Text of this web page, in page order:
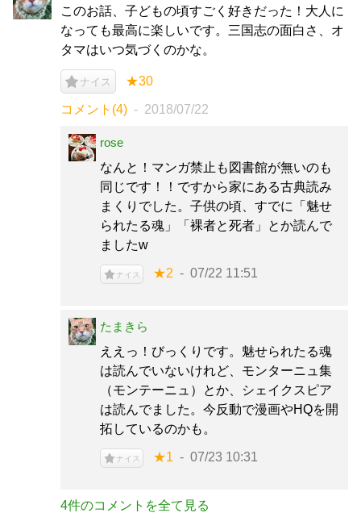
このお話、子どもの頃すごく好きだった！大人に
なっても最高に楽しいです。三国志の面白さ、オ
タマはいつ気づくのかな。
ナイス ★30
コメント(4) 2018/07/22
rose
なんと！マンガ禁止も図書館が無いのも
同じです！！ですから家にある古典読み
まくりでした。子供の頃、すでに「魅せ
られたる魂」「裸者と死者」とか読んで
ましたw
ナイス ★2 07/22 11:51
たまきら
ええっ！びっくりです。魅せられたる魂
は読んでいないけれど、モンターニュ集
（モンテーニュ）とか、シェイクスピア
は読んでました。今反動で漫画やHQを開
拓しているのかも。
ナイス ★1 07/23 10:31
4件のコメントを全て見る